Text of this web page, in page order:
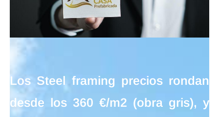
Los Steel framing preciosrondan
desde los 360 €/m2 (obra gris), y